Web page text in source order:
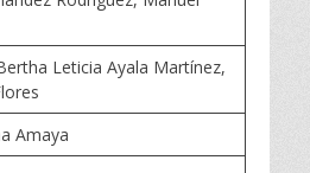
Leticia Ayala Martínez,
Amaya